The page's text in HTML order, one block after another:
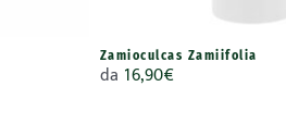
Zamioculcas Zamiifolia
da 16,90€